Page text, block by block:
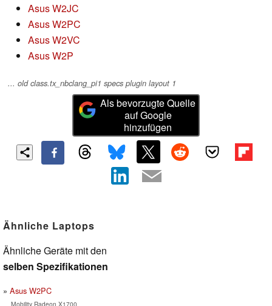
Asus W2JC
Asus W2PC
Asus W2VC
Asus W2P
... old class.tx_nbclang_pi1 specs plugin layout 1
Als bevorzugte Quelle
auf Google
hinzufügen
Ähnliche Laptops
Ähnliche Geräte mit den
selben Spezifikationen
Asus W2PC
Mobility Radeon X1700